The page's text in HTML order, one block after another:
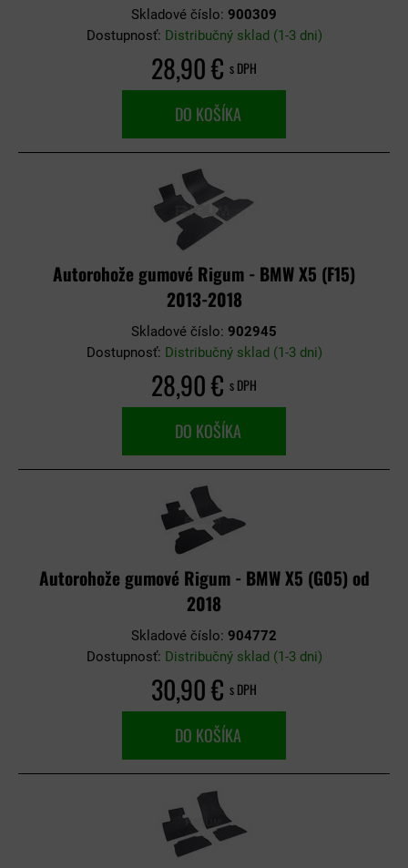
Skladové číslo: 900309
Dostupnosť: Distribučný sklad (1-3 dni)
28,90 € s DPH
DO KOŠÍKA
Autorohože gumové Rigum - BMW X5 (F15)
2013-2018
Skladové číslo: 902945
Dostupnosť: Distribučný sklad (1-3 dni)
28,90 € s DPH
DO KOŠÍKA
Autorohože gumové Rigum - BMW X5 (G05) od
2018
Skladové číslo: 904772
Dostupnosť: Distribučný sklad (1-3 dni)
30,90 € s DPH
DO KOŠÍKA